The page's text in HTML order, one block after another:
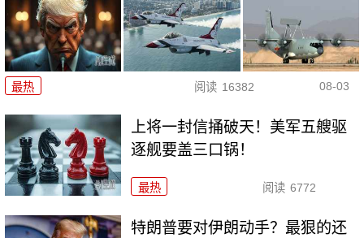
最热 阅读 16382 08-03
上将一封信捅破天！美军五艘驱
逐舰要盖三口锅！
最热 阅读 6772
特朗普要对伊朗动手？最狠的还